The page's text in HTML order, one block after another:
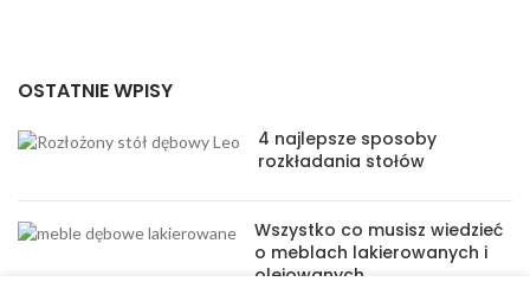
OSTATNIE WPISY
4 najlepsze sposoby
rozkładania stołów
Wszystko co musisz wiedzieć
o meblach lakierowanych i
olejowanych